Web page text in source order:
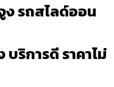
รถสไลด์ออน
บริการดี ราคาไม่